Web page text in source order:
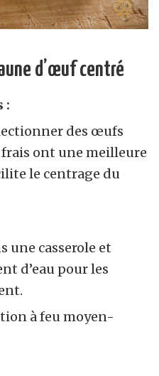
d’œuf centré
:
des œufs
ont une meilleure
le centrage du
une casserole et
d’eau pour les
à feu moyen-